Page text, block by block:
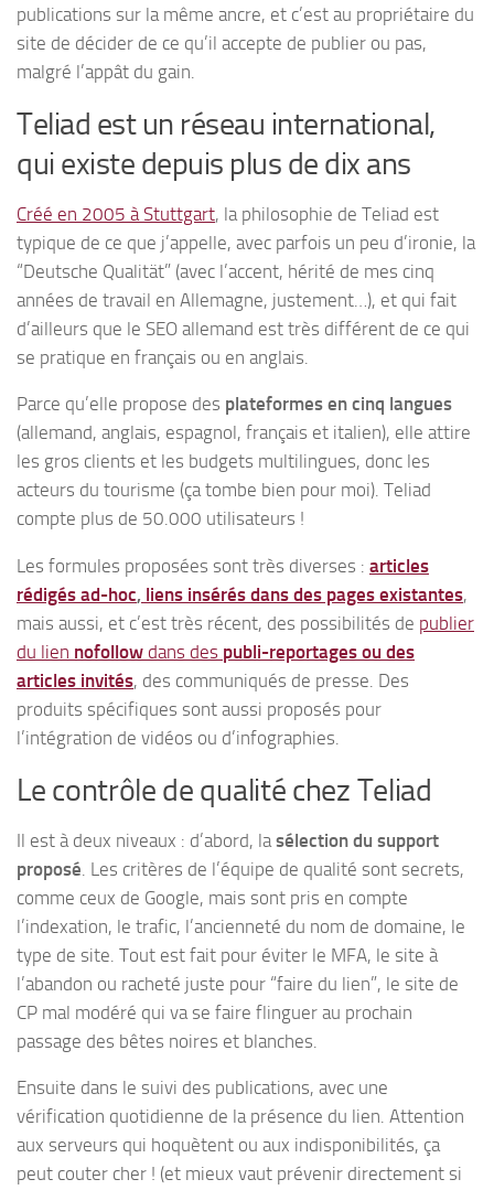
publications sur la même ancre, et c’est au propriétaire du
site de décider de ce qu’il accepte de publier ou pas,
malgré l’appât du gain.
Teliad est un réseau international,
qui existe depuis plus de dix ans
Créé en 2005 à Stuttgart, la philosophie de Teliad est
typique de ce que j’appelle, avec parfois un peu d’ironie, la
“Deutsche Qualität” (avec l’accent, hérité de mes cinq
années de travail en Allemagne, justement…), et qui fait
d’ailleurs que le SEO allemand est très différent de ce qui
se pratique en français ou en anglais.
Parce qu’elle propose des plateformes en cinq langues
(allemand, anglais, espagnol, français et italien), elle attire
les gros clients et les budgets multilingues, donc les
acteurs du tourisme (ça tombe bien pour moi). Teliad
compte plus de 50.000 utilisateurs !
Les formules proposées sont très diverses : articles
rédigés ad-hoc, liens insérés dans des pages existantes,
mais aussi, et c’est très récent, des possibilités de publier
du lien nofollow dans des publi-reportages ou des
articles invités, des communiqués de presse. Des
produits spécifiques sont aussi proposés pour
l’intégration de vidéos ou d’infographies.
Le contrôle de qualité chez Teliad
Il est à deux niveaux : d’abord, la sélection du support
proposé . Les critères de l’équipe de qualité sont secrets,
comme ceux de Google, mais sont pris en compte
l’indexation, le trafic, l’ancienneté du nom de domaine, le
type de site. Tout est fait pour éviter le MFA, le site à
l’abandon ou racheté juste pour “faire du lien”, le site de
CP mal modéré qui va se faire flinguer au prochain
passage des bêtes noires et blanches.
Ensuite dans le suivi des publications, avec une
vérification quotidienne de la présence du lien. Attention
aux serveurs qui hoquètent ou aux indisponibilités, ça
peut couter cher ! (et mieux vaut prévenir directement si